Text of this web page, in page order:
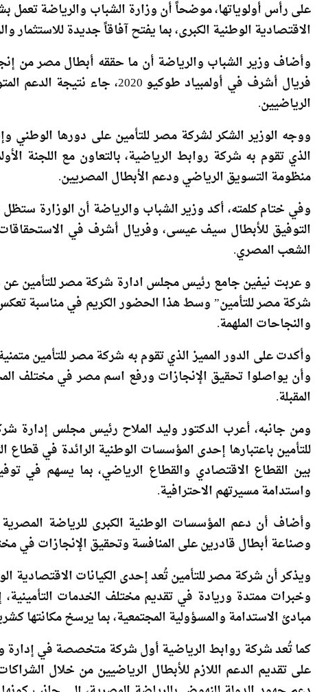
وأشار جوهر نبيل إلى أن الدولة المصرية، بقيادة فخامة
على رأس أولوياتها، موضحاً أن وزارة الشباب والرياضة تعمل
الاقتصادية الوطنية الكبرى، بما يفتح آفاقاً جديدة للاستثمار
وأضاف وزير الشباب والرياضة أن ما حققه أبطال مصر من
الرياضيين.
ووجه الوزير الشكر لشركة مصر للتأمين على دورها الوطني
الذي تقوم به شركة روابط الرياضية، بالتعاون مع اللجنة
منظومة التسويق الرياضي ودعم الأبطال المصريين.
وفي ختام كلمته، أكد وزير الشباب والرياضة أن الوزارة
التوفيق للأبطال سيف عيسى، وفريال أشرف في الاستحقاقات
الشعب المصري.
و عربت نيفين جامع رئيس مجلس ادارة شركة مصر للتأمين عن
شركة مصر للتأمين” وسط هذا الحضور الكريم في مناسبة
والنجاحات الملهمة.
وأكدت على الدور المميز الذي تقوم به شركة مصر للتأمين
وأن يواصلوا تحقيق الإنجازات ورفع اسم مصر في مختلف
ومن جانبه، أعرب الدكتور وليد الملاح رئيس مجلس إدارة
للتأمين باعتبارها إحدى المؤسسات الوطنية الرائدة في قطاع
بين القطاع الاقتصادي والقطاع الرياضي، بما يسهم في
واستدامة مسيرتهم الاحترافية.
وأضاف أن دعم المؤسسات الوطنية الكبرى للرياضة
وصناعة أبطال قادرين على المنافسة وتحقيق الإنجازات في
ويذكر أن شركة مصر للتأمين تُعد إحدى الكيانات الاقتصادية
وخبرات ممتدة وريادة في تقديم مختلف الخدمات
مبادئ الاستدامة والمسؤولية المجتمعية، بما يرسخ مكانتها
كما تُعد شركة روابط الرياضية أول شركة متخصصة في إدارة